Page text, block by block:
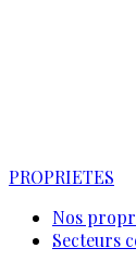
PROPRIETES
Nos
Secteurs